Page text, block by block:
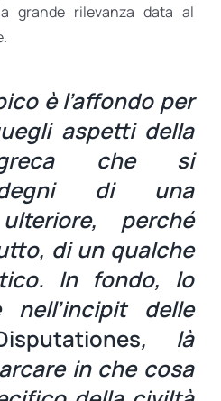
grande rilevanza data al
è l’affondo per
aspetti della
che si
degni di una
perché
di un qualche
In fondo, lo
nell’incipit delle
, là
in che cosa